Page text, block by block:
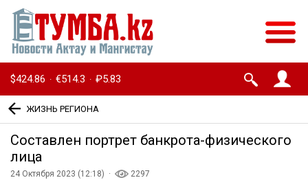
$424.86 · €514.3 · ₽5.83
ЖИЗНЬ РЕГИОНА
Составлен портрет банкрота-физического
лица
24 Октября 2023 (12:18) ·
2297